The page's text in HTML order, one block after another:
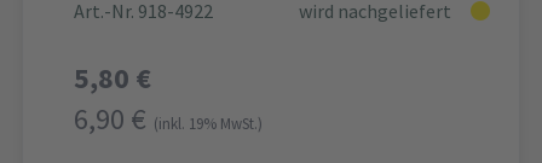
Art.-Nr. 918-4922 wird nachgeliefert
5,80 €
6,90 € (inkl. 19% MwSt.)